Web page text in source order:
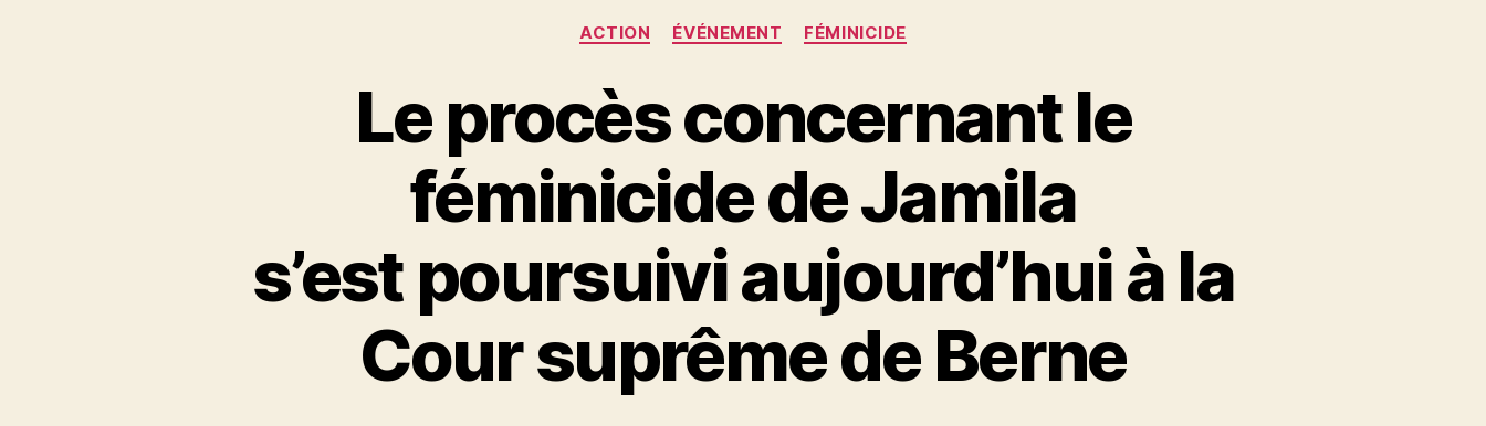
Catégories
ACTION ÉVÉNEMENT FÉMINICIDE
Le procès concernant le
féminicide de Jamila
s’est poursuivi aujourd’hui à la
Cour suprême de Berne